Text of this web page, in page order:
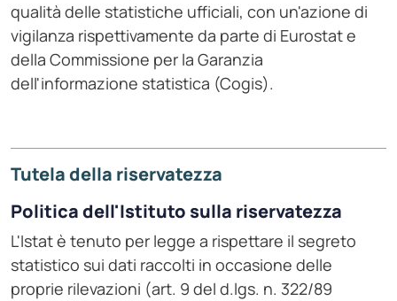
qualità delle statistiche ufficiali, con un'azione di
vigilanza rispettivamente da parte di Eurostat e
della Commissione per la Garanzia
dell'informazione statistica (Cogis).
Tutela della riservatezza
Politica dell'Istituto sulla riservatezza
L'Istat è tenuto per legge a rispettare il segreto
statistico sui dati raccolti in occasione delle
proprie rilevazioni (art. 9 del d.lgs. n. 322/89